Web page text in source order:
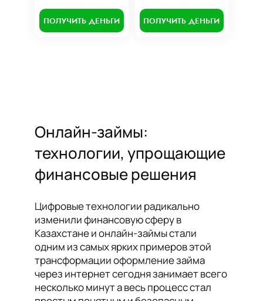
ПОЛУЧИТЬ ДЕНЬГИ ПОЛУЧИТЬ ДЕНЬГИ
Онлайн-займы:
технологии, упрощающие
финансовые решения
Цифровые технологии радикально
изменили финансовую сферу в
Казахстане и онлайн-займы стали
одним из самых ярких примеров этой
трансформации оформление займа
через интернет сегодня занимает всего
несколько минут а весь процесс стал